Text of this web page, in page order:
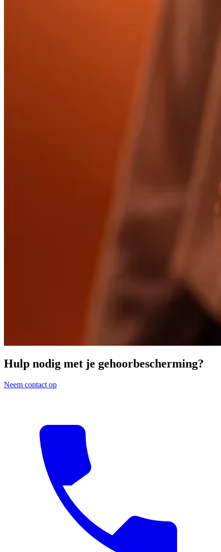
Hulp nodig met je gehoorbescherming?
Neem contact op